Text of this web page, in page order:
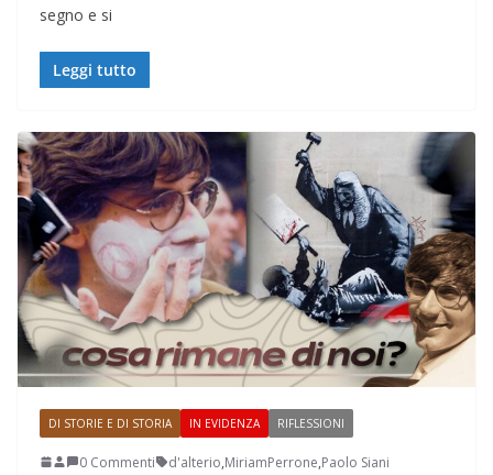
segno e si
Leggi tutto
DI STORIE E DI STORIA IN EVIDENZA RIFLESSIONI
0 Commenti d'alterio,MiriamPerrone,Paolo Siani